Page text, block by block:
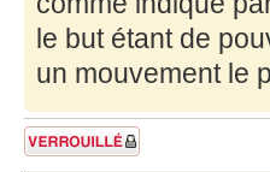
le but étant de
un mouvement le
Sujet verrouillé